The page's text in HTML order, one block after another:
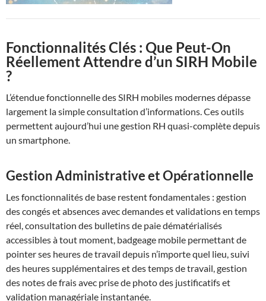
Fonctionnalités Clés : Que Peut-On
Réellement Attendre d’un SIRH Mobile
?
L’étendue fonctionnelle des SIRH mobiles modernes dépasse
largement la simple consultation d’informations. Ces outils
permettent aujourd’hui une gestion RH quasi-complète depuis
un smartphone.
Gestion Administrative et Opérationnelle
Les fonctionnalités de base restent fondamentales : gestion
des congés et absences avec demandes et validations en temps
réel, consultation des bulletins de paie dématérialisés
accessibles à tout moment, badgeage mobile permettant de
pointer ses heures de travail depuis n’importe quel lieu, suivi
des heures supplémentaires et des temps de travail, gestion
des notes de frais avec prise de photo des justificatifs et
validation managériale instantanée.